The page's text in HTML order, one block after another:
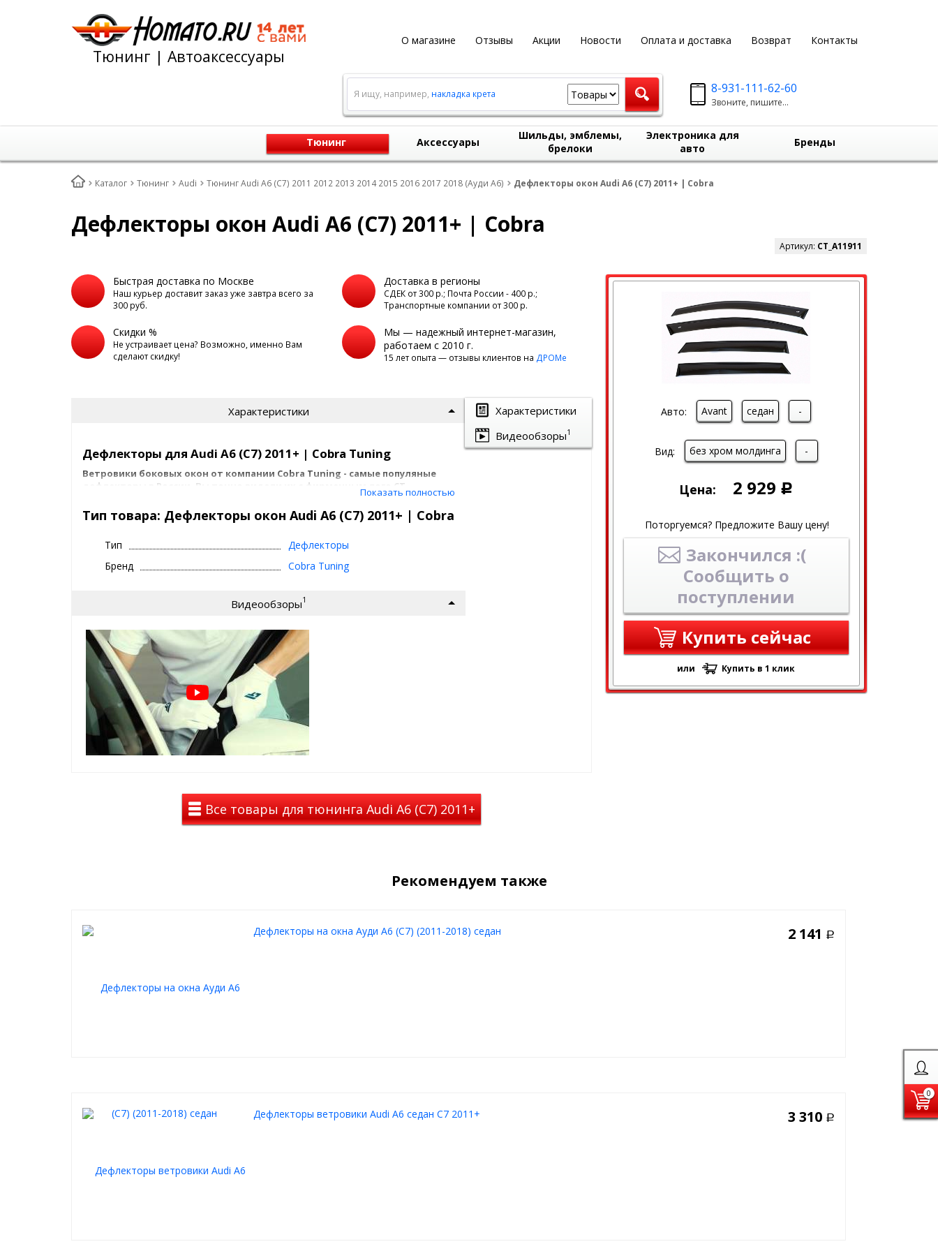
0
О магазине Отзывы Акции Новости Оплата и доставка Возврат Контакты
Тюнинг | Автоаксессуары
8-931-111-62-60
Звоните, пишите...
Я ищу, например, накладка крета
Тюнинг Аксессуары
Шильды, эмблемы,
брелоки
Электроника для
авто
Бренды
Каталог Тюнинг Audi Тюнинг Audi A6 (C7) 2011 2012 2013 2014 2015 2016 2017 2018 (Ауди А6) Дефлекторы окон Audi A6 (C7) 2011+ | Cobra
Дефлекторы окон Audi A6 (C7) 2011+ | Cobra
Артикул: CT_A11911
Авто: Avant седан -
Вид: без хром молдинга -
Цена: 2 929 Р
Поторгуемся? Предложите Вашу цену!
Закончился :(
Сообщить о
поступлении
Купить сейчас
или Купить в 1 клик
Быстрая доставка по Москве
Наш курьер доставит заказ уже завтра всего за
300 руб.
Доставка в регионы
СДЕК от 300 р.; Почта России - 400 р.;
Транспортные компании от 300 р.
Скидки %
Не устраивает цена? Возможно, именно Вам
сделают скидку!
Мы — надежный интернет-магазин,
работаем с 2010 г.
15 лет опыта — отзывы клиентов на ДРОМе
Характеристики
Видеообзоры1
Характеристики
Дефлекторы для Audi A6 (C7) 2011+ | Cobra Tuning
Ветровики боковых окон от компании Cobra Tuning - самые популяные
дефлекторы в России. Вы точно видели их с фирменным лого CT.
На данный момент дефлекторы на окна Кобра для Audi A6 (C7) 2011+ выпускаются
в нескольких вариантах:
С хром молдингом- оснащенные хромированной полосой и ширина
дефлекторов 6-8 см
Дефлекторы окон на Audi A6 (C7) 2011+ приклеиваются на рамки дверей с
каждого ветровика.
Цвет дефлекторов — темно-дымчатый, тонированный
На авто дефлекторы смотрятся полностью темными, но при этом из салона
автомобиля все отлично просматривается.
Материал: лёгкое и высококачественное оргстекло
Дефлекторы уберегут Вас от слепящего солнца, помогут в дождливую погоду и
будут радовать Вас долгие годы.
Показать полностью
Тип товара: Дефлекторы окон Audi A6 (C7) 2011+ | Cobra
Тип
Дефлекторы
Бренд
Cobra Tuning
Видеообзоры1
Все товары для тюнинга Audi A6 (C7) 2011+
Рекомендуем также
Дефлекторы на окна Ауди А6 (C7) (2011-2018) седан 2 141 Р
Дефлекторы ветровики Audi A6 седан C7 2011+ 3 310 Р